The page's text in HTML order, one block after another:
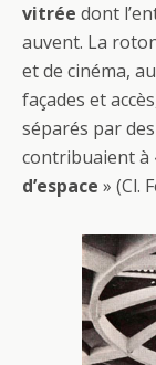
vitrée dont
auvent. La
et de cinéma,
façades et
séparés par
contribuaient à
d’espace » (Cl.